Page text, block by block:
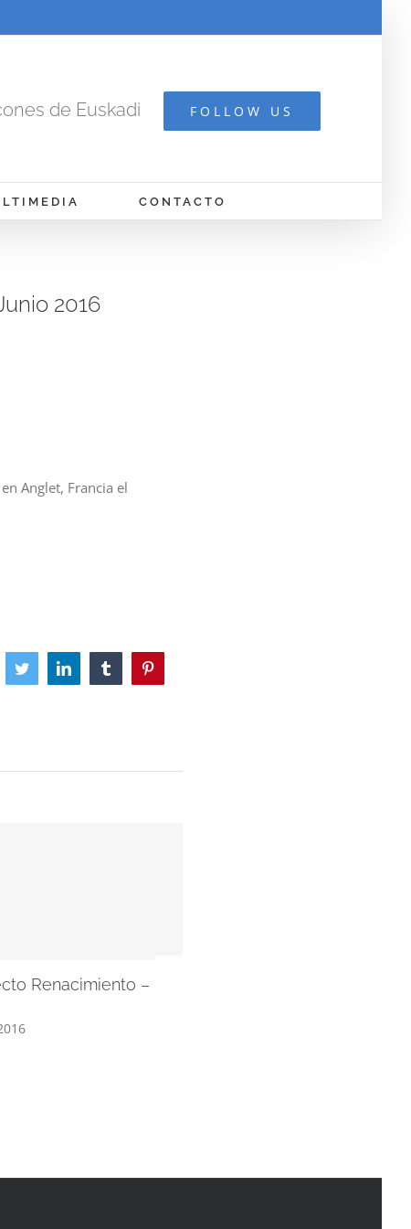
de Euskadi FOLLOW US
CONTACTO
2016
Anglet, Francia el
TwitterLinkedIn TumblrPinterest
Renacimiento –